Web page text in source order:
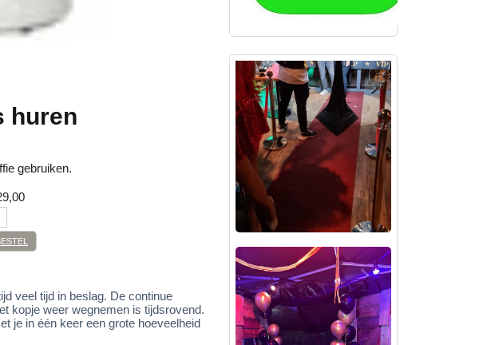
huren
gebruiken.
veel tijd in beslag. De continue
kopje weer wegnemen is tijdsrovend.
je in één keer een grote hoeveelheid